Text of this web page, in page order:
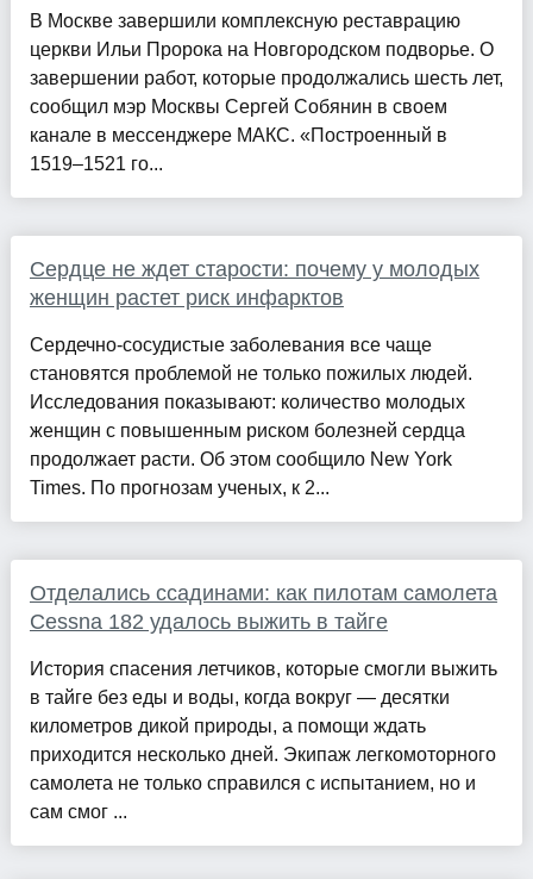
В Москве завершили комплексную реставрацию
церкви Ильи Пророка на Новгородском подворье. О
завершении работ, которые продолжались шесть лет,
сообщил мэр Москвы Сергей Собянин в своем
канале в мессенджере МАКС. «Построенный в
1519–1521 го...
Сердце не ждет старости: почему у молодых
женщин растет риск инфарктов
Сердечно-сосудистые заболевания все чаще
становятся проблемой не только пожилых людей.
Исследования показывают: количество молодых
женщин с повышенным риском болезней сердца
продолжает расти. Об этом сообщило New York
Times. По прогнозам ученых, к 2...
Отделались ссадинами: как пилотам самолета
Cessna 182 удалось выжить в тайге
История спасения летчиков, которые смогли выжить
в тайге без еды и воды, когда вокруг — десятки
километров дикой природы, а помощи ждать
приходится несколько дней. Экипаж легкомоторного
самолета не только справился с испытанием, но и
сам смог ...